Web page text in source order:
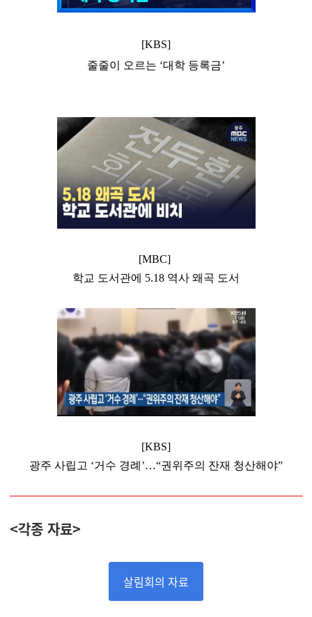
[KBS]
줄줄이 오르는 ‘대학 등록금’
[MBC]
학교 도서관에 5.18 역사 왜곡 도서
[KBS]
광주 사립고 ‘거수 경례’…“권위주의 잔재 청산해야”
<각종 자료>
살림회의 자료